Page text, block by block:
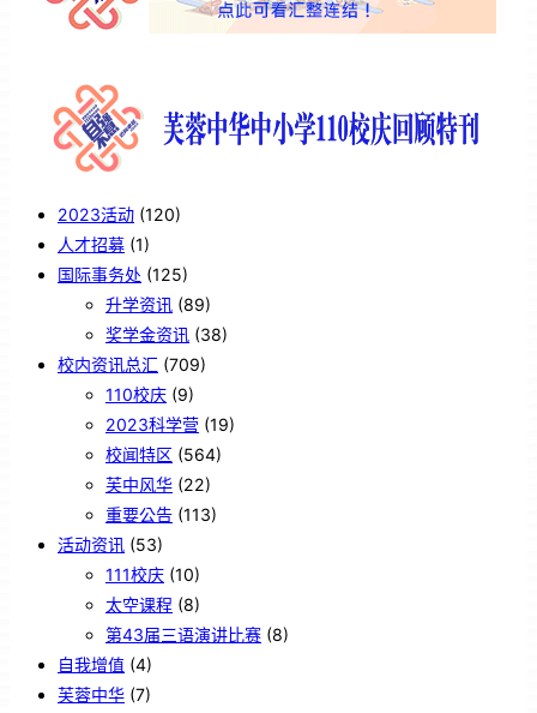
2023活动 (120)
人才招募 (1)
国际事务处 (125)
升学资讯 (89)
奖学金资讯 (38)
校内资讯总汇 (709)
110校庆 (9)
2023科学营 (19)
校闻特区 (564)
芙中风华 (22)
重要公告 (113)
活动资讯 (53)
111校庆 (10)
太空课程 (8)
第43届三语演讲比赛 (8)
自我增值 (4)
芙蓉中华 (7)